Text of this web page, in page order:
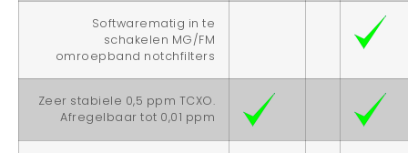
Softwarematig in te
schakelen MG/FM
omroepband notchfilters
Zeer stabiele 0,5 ppm TCXO.
Afregelbaar tot 0,01 ppm